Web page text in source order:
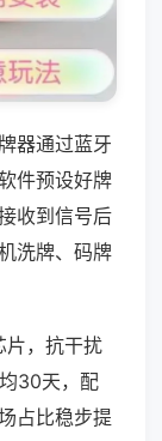
器通过蓝牙
件预设好牌
收到信号后
洗牌、码牌
片，抗干扰
30天，配
占比稳步提